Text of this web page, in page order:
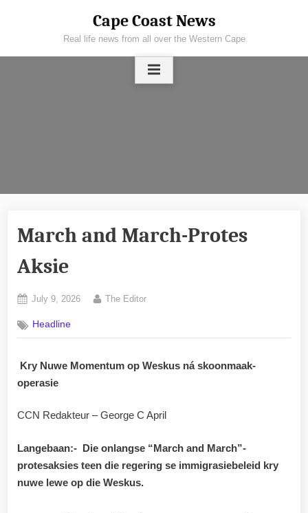
Cape Coast News
Real life news from all over the Western Cape
March and March-Protes
Aksie
Posted
July 9, 2026 By
The Editor
Headline
Kry Nuwe Momentum op Weskus ná skoonmaak-
operasie
CCN Redakteur – George C April
Langebaan:- Die onlangse “March and March”-
protesaksies teen die regering se immigrasiebeleid kry
nuwe lewe op die Weskus.